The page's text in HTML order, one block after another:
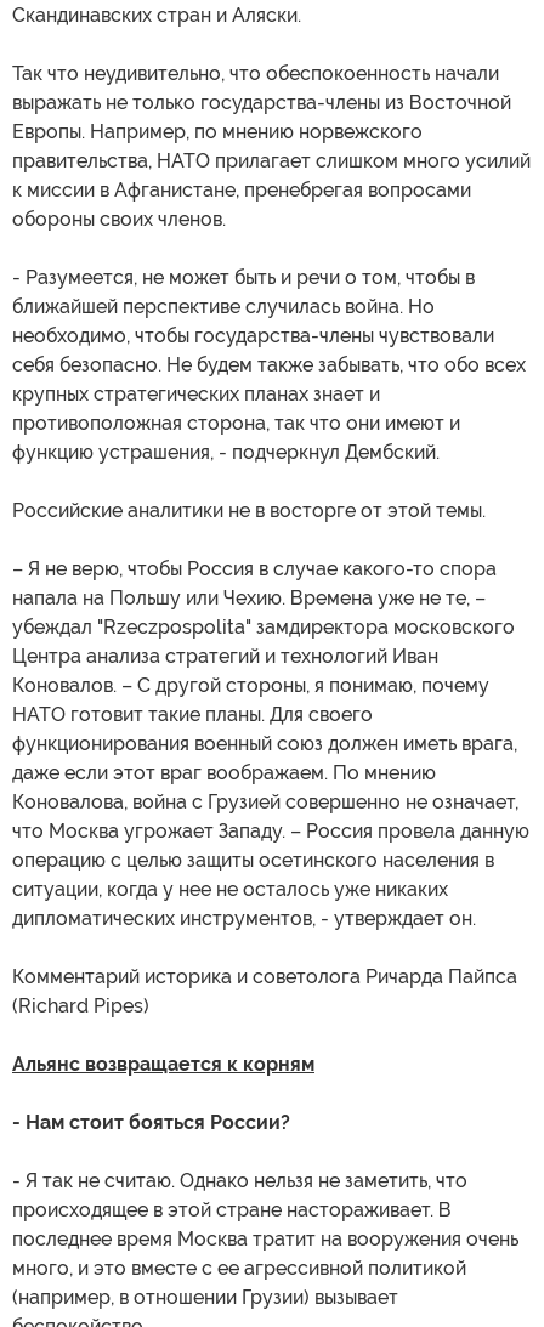
Скандинавских стран и Аляски.
Так что неудивительно, что обеспокоенность начали
выражать не только государства-члены из Восточной
Европы. Например, по мнению норвежского
правительства, НАТО прилагает слишком много усилий
к миссии в Афганистане, пренебрегая вопросами
обороны своих членов.
- Разумеется, не может быть и речи о том, чтобы в
ближайшей перспективе случилась война. Но
необходимо, чтобы государства-члены чувствовали
себя безопасно. Не будем также забывать, что обо всех
крупных стратегических планах знает и
противоположная сторона, так что они имеют и
функцию устрашения, - подчеркнул Дембский.
Российские аналитики не в восторге от этой темы.
– Я не верю, чтобы Россия в случае какого-то спора
напала на Польшу или Чехию. Времена уже не те, –
убеждал "Rzeczpospolita" замдиректора московского
Центра анализа стратегий и технологий Иван
Коновалов. – С другой стороны, я понимаю, почему
НАТО готовит такие планы. Для своего
функционирования военный союз должен иметь врага,
даже если этот враг воображаем. По мнению
Коновалова, война с Грузией совершенно не означает,
что Москва угрожает Западу. – Россия провела данную
операцию с целью защиты осетинского населения в
ситуации, когда у нее не осталось уже никаких
дипломатических инструментов, - утверждает он.
Комментарий историка и советолога Ричарда Пайпса
(Richard Pipes)
Альянс возвращается к корням
- Нам стоит бояться России?
- Я так не считаю. Однако нельзя не заметить, что
происходящее в этой стране настораживает. В
последнее время Москва тратит на вооружения очень
много, и это вместе с ее агрессивной политикой
(например, в отношении Грузии) вызывает